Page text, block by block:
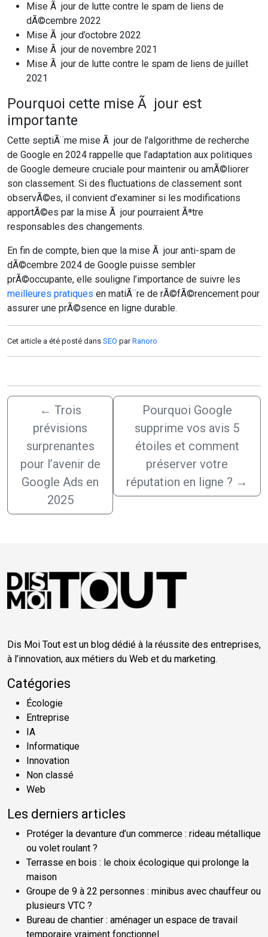
Mise Ã jour de lutte contre le spam de liens de
dÃ©cembre 2022
Mise Ã jour d’octobre 2022
Mise Ã jour de novembre 2021
Mise Ã jour de lutte contre le spam de liens de juillet
2021
Pourquoi cette mise Ã jour est
importante
Cette septiÃ¨me mise Ã jour de l’algorithme de recherche
de Google en 2024 rappelle que l’adaptation aux politiques
de Google demeure cruciale pour maintenir ou amÃ©liorer
son classement. Si des fluctuations de classement sont
observÃ©es, il convient d’examiner si les modifications
apportÃ©es par la mise Ã jour pourraient Ãªtre
responsables des changements.
En fin de compte, bien que la mise Ã jour anti-spam de
dÃ©cembre 2024 de Google puisse sembler
prÃ©occupante, elle souligne l’importance de suivre les
meilleures pratiques en matiÃ¨re de rÃ©fÃ©rencement pour
assurer une prÃ©sence en ligne durable.
Cet article a été posté dans SEO parRanoro
← Trois
prévisions
surprenantes
pour l’avenir de
Google Ads en
2025
Pourquoi Google
supprime vos avis 5
étoiles et comment
préserver votre
réputation en ligne ? →
Dis Moi Tout est un blog dédié à la réussite des entreprises,
à l’innovation, aux métiers du Web et du marketing.
Catégories
Écologie
Entreprise
IA
Informatique
Innovation
Non classé
Web
Les derniers articles
Protéger la devanture d’un commerce : rideau métallique
ou volet roulant ?
Terrasse en bois : le choix écologique qui prolonge la
maison
Groupe de 9 à 22 personnes : minibus avec chauffeur ou
plusieurs VTC ?
Bureau de chantier : aménager un espace de travail
temporaire vraiment fonctionnel